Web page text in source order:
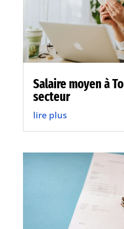
Salaire moyen à
secteur
lire plus